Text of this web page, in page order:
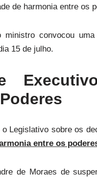
de harmonia entre os
ministro convocou
15 de julho.
Legislativo sobre os
entre os
de Moraes de